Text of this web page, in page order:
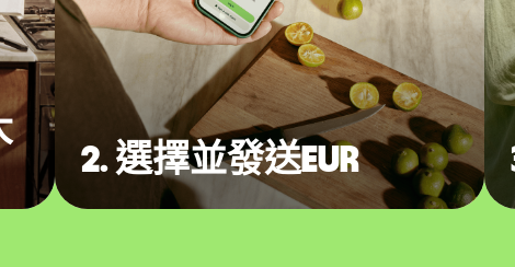
2. 選擇並發送EUR